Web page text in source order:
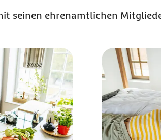
seinen ehrenamtlichen